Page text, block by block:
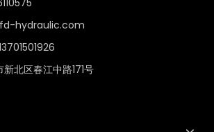
hydraulic.com
北区春江中路171号